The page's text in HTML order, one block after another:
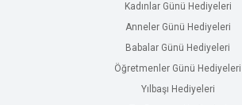
Kadınlar Günü Hediyeleri
Anneler Günü Hediyeleri
Babalar Günü Hediyeleri
Öğretmenler Günü Hediyeleri
Yılbaşı Hediyeleri